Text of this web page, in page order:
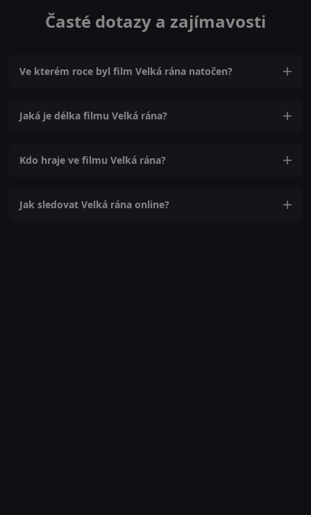
Časté dotazy a zajímavosti
Ve kterém roce byl film Velká rána natočen?
Jaká je délka filmu Velká rána?
Kdo hraje ve filmu Velká rána?
Jak sledovat Velká rána online?